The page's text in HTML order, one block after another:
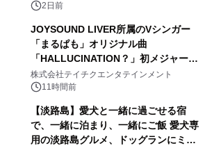
ボグッズも発売決定！
2日前
JOYSOUND LIVER所属のVシンガー
「まるぱも」オリジナル曲
「HALLUCINATION？」初メジャー配
信リリース決定！
株式会社テイチクエンタテインメント
11時間前
【淡路島】愛犬と一緒に過ごせる宿
で、一緒に泊まり、一緒にご飯 愛犬専
用の淡路島グルメ、ドッグランにミニ